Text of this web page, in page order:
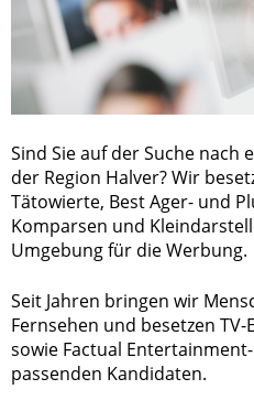
Sind Sie auf der Suche nach
der Region Halver? Wir
Tätowierte, Best Ager- und
Komparsen und
Umgebung für die Werbung.
Seit Jahren bringen wir
Fernsehen und besetzen TV-
sowie Factual
passenden Kandidaten.